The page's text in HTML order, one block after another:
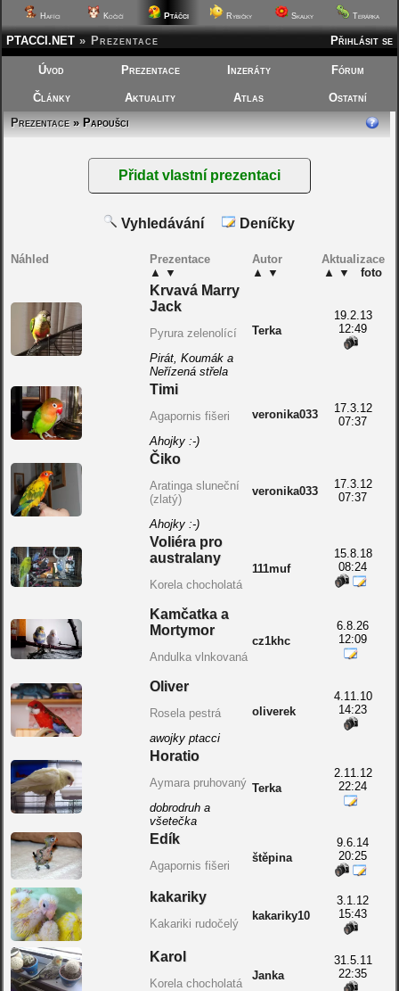
Hafíci Kočičí Ptáčci Rybičky Skalky Terárka
Přihlásit se
PTACCI.NET » Prezentace
Úvod Prezentace Inzeráty Fórum
Články Aktuality Atlas
Ostatní
Prezentace» Papoušci
Vyhledávání Deníčky
Náhled
Prezentace
▲ ▼
Autor
▲ ▼
Aktualizace
▲ ▼ foto
Krvavá Marry
Jack
Pyrura zelenolící
Pirát, Koumák a
Neřízená střela
Terka
19.2.13
12:49
Timi
Agapornis fišeri
Ahojky :-)
veronika033
17.3.12
07:37
Čiko
Aratinga sluneční
(zlatý)
Ahojky :-)
veronika033
17.3.12
07:37
Voliéra pro
australany
Korela chocholatá
111muf
15.8.18
08:24
Kamčatka a
Mortymor
Andulka vlnkovaná
cz1khc
6.8.26
12:09
Oliver
Rosela pestrá
awojky ptacci
oliverek
4.11.10
14:23
Horatio
Aymara pruhovaný
dobrodruh a
všetečka
Terka
2.11.12
22:24
Edík
Agapornis fišeri
štěpina
9.6.14
20:25
kakariky
Kakariki rudočelý
kakariky10
3.1.12
15:43
Karol
Korela chocholatá
Janka
31.5.11
22:35